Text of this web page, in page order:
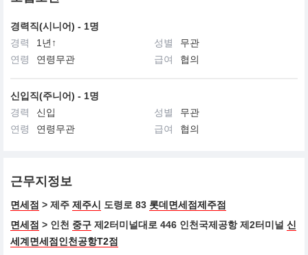
경력직(시니어) - 1명
경력
1년↑ 성별
무관
연령
연령무관 급여 협의
신입직(주니어) - 1명
경력
신입 성별
무관
연령
연령무관 급여 협의
근무지정보
면세점 > 제주 제주시 도령로 83 롯데면세점제주점
면세점 > 인천 중구 제2터미널대로 446 인천국제공항 제2터미널 신
세계면세점인천공항T2점